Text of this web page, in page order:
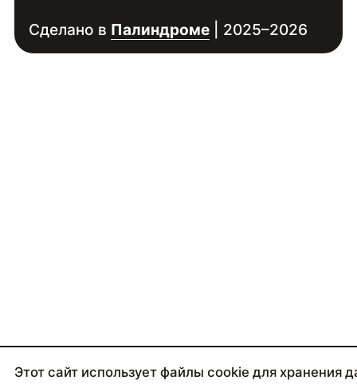
Сделано в Палиндроме| 2025–2026
Этот сайт использует файлы cookie для хранения